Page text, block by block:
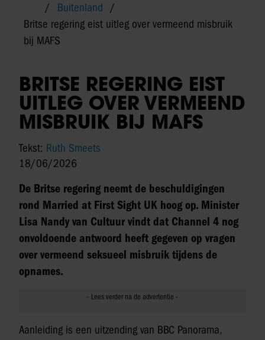
Buitenland
Britse regering eist uitleg over vermeend misbruik
bij MAFS
BRITSE REGERING EIST
UITLEG OVER VERMEEND
MISBRUIK BIJ MAFS
Tekst: Ruth Smeets
18/06/2026
De Britse regering neemt de beschuldigingen
rond Married at First Sight UK hoog op. Minister
Lisa Nandy van Cultuur vindt dat Channel 4 nog
onvoldoende antwoord heeft gegeven op vragen
over vermeend seksueel misbruik tijdens de
opnames.
Aanleiding is een uitzending van BBC Panorama,